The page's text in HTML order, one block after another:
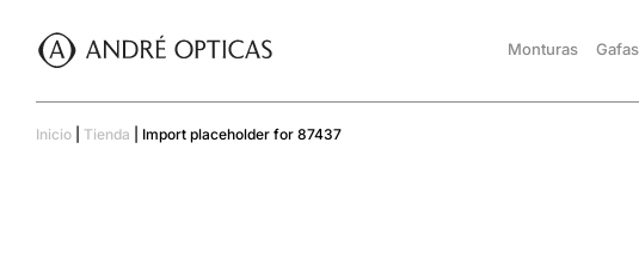
Monturas
Inicio Tienda Import placeholder for 87437